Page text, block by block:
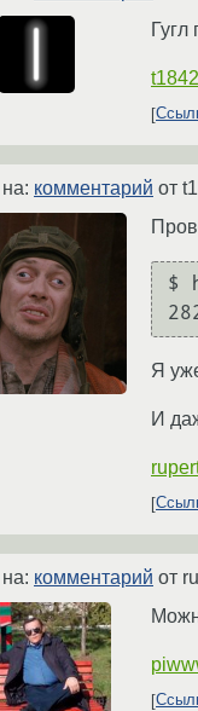
комментарий от
$
Я
И
комментарий от